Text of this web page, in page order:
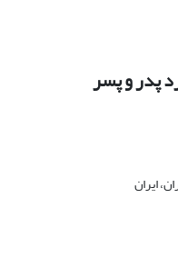
پدر و پسر
ایران